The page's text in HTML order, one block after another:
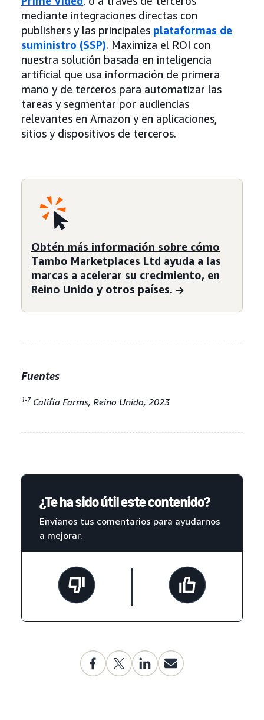
mediante integraciones directas con
publishers y las principales plataformas de
suministro (SSP). Maximiza el ROI con
nuestra solución basada en inteligencia
artificial que usa información de primera
mano y de terceros para automatizar las
tareas y segmentar por audiencias
relevantes en Amazon y en aplicaciones,
sitios y dispositivos de terceros.
Obtén más información sobre cómo
Tambo Marketplaces Ltd ayuda a las
marcas a acelerar su crecimiento, en
Reino Unido y otros países.
Fuentes
1-7 Califia Farms, Reino Unido, 2023
¿Te ha sido útil este contenido?
Envíanos tus comentarios para ayudarnos
a mejorar.